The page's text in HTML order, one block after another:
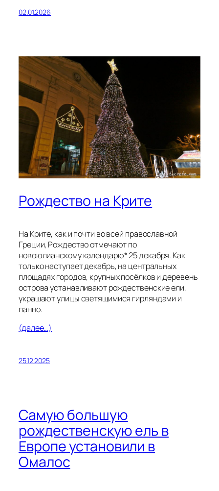
02.01.2026
Рождество на Крите
На Крите, как и почти во всей православной
Греции, Рождество отмечают по
новоюлианскому календарю* 25 декабря. Как
только наступает декабрь, на центральных
площадях городов, крупных посёлков и деревень
острова устанавливают рождественские ели,
украшают улицы светящимися гирляндами и
панно.
(далее…)
25.12.2025
Самую большую
рождественскую ель в
Европе установили в
Омалос